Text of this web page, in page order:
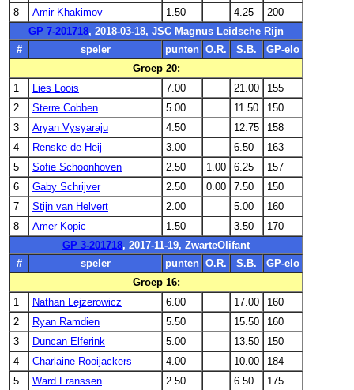
8
Amir Khakimov 1.50 4.25
200
GP 7-201718, 2018-03-18, JSC Magnus Leidsche Rijn
#
speler punten O.R. S.B.
GP-elo
Groep 20:
1
Lies Loois 7.00 21.00
155
2
Sterre Cobben 5.00 11.50
150
3
Aryan Vysyaraju 4.50 12.75
158
4
Renske de Heij 3.00 6.50
163
5
Sofie Schoonhoven 2.50 1.00 6.25
157
6
Gaby Schrijver 2.50 0.00 7.50
150
7
Stijn van Helvert 2.00 5.00
160
8
Amer Kopic 1.50 3.50
170
GP 3-201718, 2017-11-19, ZwarteOlifant
#
speler punten O.R. S.B.
GP-elo
Groep 16:
1
Nathan Lejzerowicz 6.00 17.00
160
2
Ryan Ramdien 5.50 15.50
160
3
Duncan Elferink 5.00 13.50
150
4
Charlaine Rooijackers 4.00 10.00
184
5
Ward Franssen 2.50 6.50
175